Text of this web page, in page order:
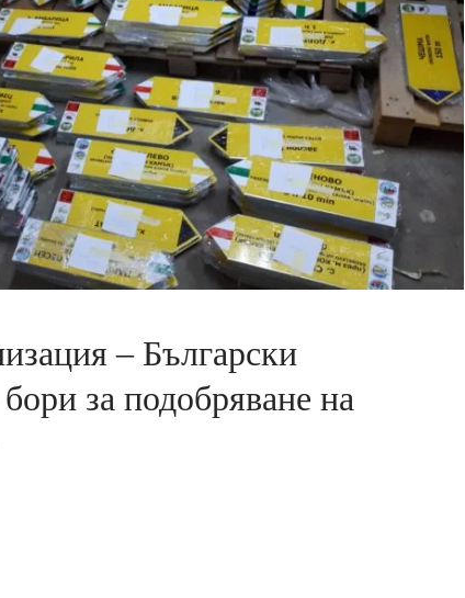
– Български
за подобряване на